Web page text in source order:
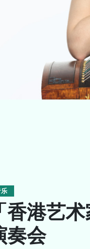
ENG
香港艺
奏会